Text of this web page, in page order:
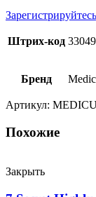
Штрих-код
Бренд
Артикул:
Похожие
Закрыть